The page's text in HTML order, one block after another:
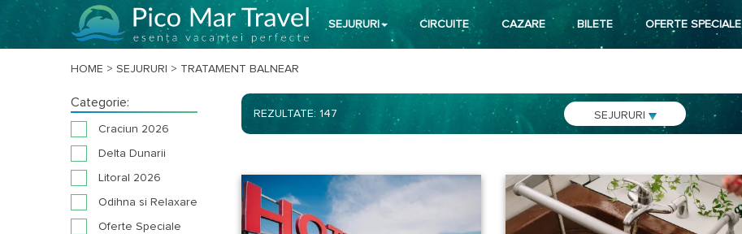
SEJURURI CIRCUITE CAZARE BILETE OFERTE SPECIALE
HOME > SEJURURI > TRATAMENT BALNEAR
Categorie:
Craciun 2026
Delta Dunarii
Litoral 2026
Odihna si Relaxare
Oferte Speciale
REZULTATE: 147 SEJURURI